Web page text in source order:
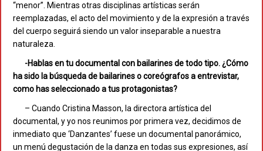
“menor”. Mientras otras disciplinas artísticas serán
reemplazadas, el acto del movimiento y de la expresión a través
del cuerpo seguirá siendo un valor inseparable a nuestra
naturaleza.
-Hablas en tu documental con bailarines de todo tipo. ¿Cómo
ha sido la búsqueda de bailarines o coreógrafos a entrevistar,
como has seleccionado a tus protagonistas?
– Cuando Cristina Masson, la directora artística del
documental, y yo nos reunimos por primera vez, decidimos de
inmediato que ‘Danzantes’ fuese un documental panorámico,
un menú degustación de la danza en todas sus expresiones, así